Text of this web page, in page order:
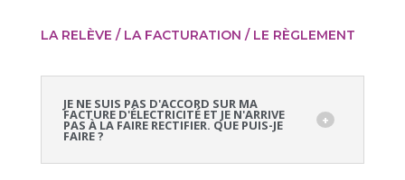
LA RELÈVE / LA FACTURATION / LE RÈGLEMENT
JE NE SUIS PAS D'ACCORD SUR MA
FACTURE D'ÉLECTRICITÉ ET JE N'ARRIVE
PAS À LA FAIRE RECTIFIER. QUE PUIS-JE
FAIRE ?